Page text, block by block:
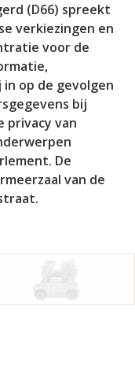
(D66) spreekt
verkiezingen en
voor de
op de gevolgen
bij
privacy van
De
van de